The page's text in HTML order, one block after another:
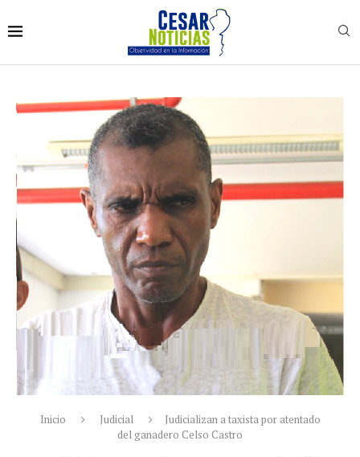
Inicio Judicial
Judicializan a taxista por atentado
del ganadero Celso Castro